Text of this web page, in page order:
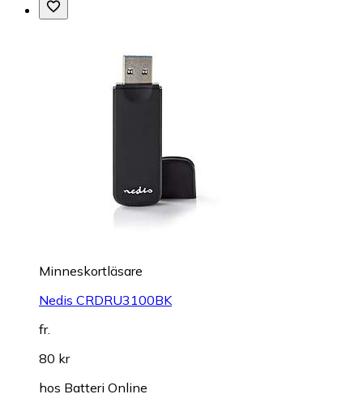
Minneskortläsare
Nedis CRDRU3100BK
fr.
80 kr
hos Batteri Online